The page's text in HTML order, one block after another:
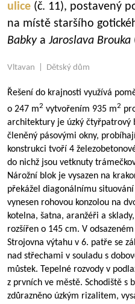
ulice (č. 11), postavený
na místě staršího
Babky a Jaroslava Brouka
Vltavan | Dětský dům
Řešení do krajnosti využívá
o 247 m2 vytvořením 935 m2
architektury je úzký čtyřpatrový
členěný pásovými okny,
konstrukci tvoří 4
do nichž jsou vetknuty
Nárožní blok je vysazen na
překážel diagonálnímu
vynesen rohovou konzolou na
kotelna, šatna, aranžéři a
rozšířen o 145 cm. V
Strojovna výtahu v 6. patře se
nad střechami v souladu s
můstek. Tepelné rozvody v
z prvních ve městě. Schodiště s
zdůrazněno úzkým rizalitem,